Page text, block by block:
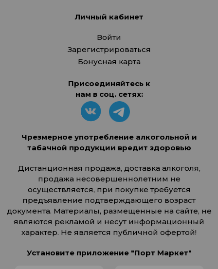
Личный кабинет
Войти
Зарегистрироваться
Бонусная карта
Присоединяйтесь к
нам в соц. сетях:
Чрезмерное употребление алкогольной и
табачной продукции вредит здоровью
Дистанционная продажа, доставка алкоголя,
продажа несовершеннолетним не
осуществляется, при покупке требуется
предъявление подтверждающего возраст
документа. Материалы, размещенные на сайте, не
являются рекламой и несут информационный
характер. Не является публичной офертой!
Установите приложение "Порт Маркет"